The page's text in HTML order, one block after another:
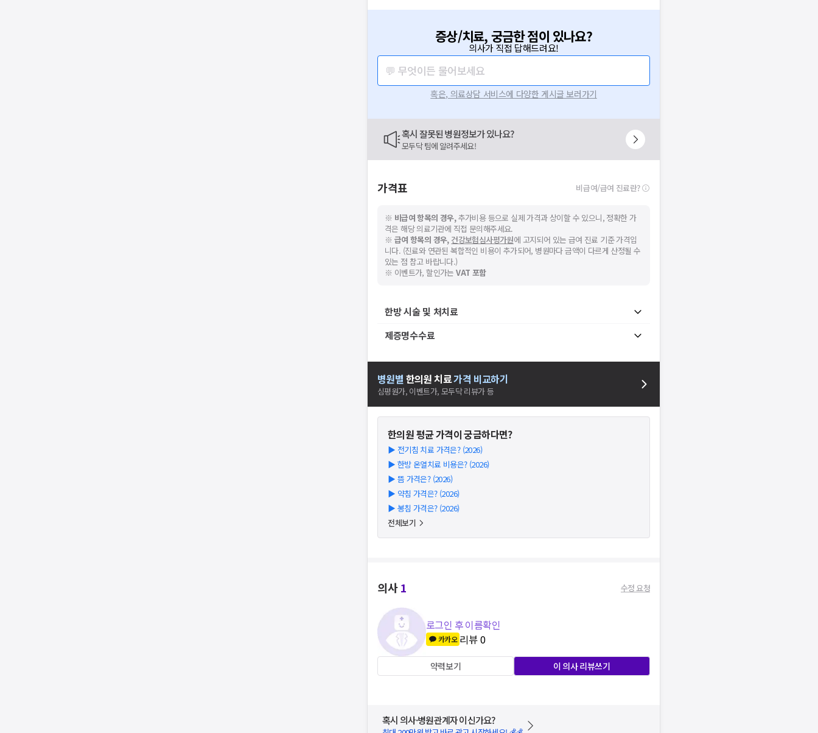
증상/치료, 궁금한 점이 있나요?
의사가 직접 답해드려요!
💬 무엇이든 물어보세요
혹은, 의료상담 서비스에 다양한 게시글 보러가기
혹시 잘못된 병원정보가 있나요?
모두닥 팀에 알려주세요!
가격표 비급여/급여 진료란?
※ 비급여 항목의 경우,추가비용 등으로 실제 가격과 상이할 수 있으니, 정확한 가
격은 해당 의료기관에 직접 문의해주세요.
※ 급여 항목의 경우, 건강보험심사평가원에 고지되어 있는 급여 진료 기준 가격입
니다. (진료와 연관된 복합적인 비용이 추가되어, 병원마다 금액이 다르게 산정될 수
있는 점 참고 바랍니다.)
※ 이벤트가, 할인가는VAT 포함
한방 시술 및 처치료
제증명수수료
병원별 한의원치료가격 비교하기
심평원가, 이벤트가, 모두닥 리뷰가 등
한의원평균 가격이 궁금하다면?
▶ 전기침 치료 가격은? (2026)
▶ 한방 온열치료 비용은? (2026)
▶ 뜸 가격은? (2026)
▶ 약침 가격은? (2026)
▶ 봉침 가격은? (2026)
전체보기
의사1 수정 요청
로그인 후 이름확인
카카오 리뷰0
약력보기 이 의사 리뷰쓰기
혹시 의사·병원관계자 이신가요?